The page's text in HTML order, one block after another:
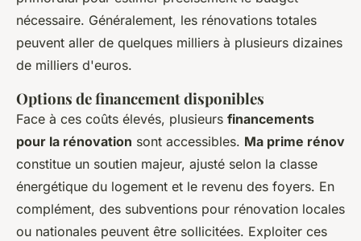
nécessaire. Généralement, les rénovations totales
peuvent aller de quelques milliers à plusieurs dizaines
de milliers d'euros.
Options de financement disponibles
Face à ces coûts élevés, plusieurs financements
pour la rénovation sont accessibles. Ma prime rénov
constitue un soutien majeur, ajusté selon la classe
énergétique du logement et le revenu des foyers. En
complément, des subventions pour rénovation locales
ou nationales peuvent être sollicitées. Exploiter ces